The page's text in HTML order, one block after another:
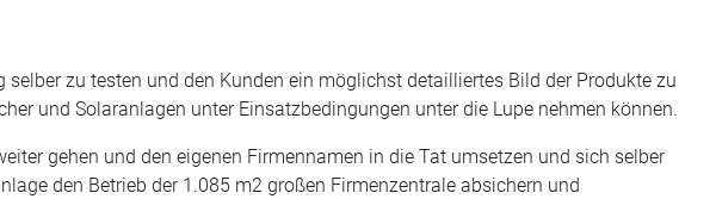
zu testen und den Kunden ein möglichst detailliertes Bild der Produkte zu
und Solaranlagen unter Einsatzbedingungen unter die Lupe nehmen können.
gehen und den eigenen Firmennamen in die Tat umsetzen und sich selber
den Betrieb der 1.085 m2 großen Firmenzentrale absichern und